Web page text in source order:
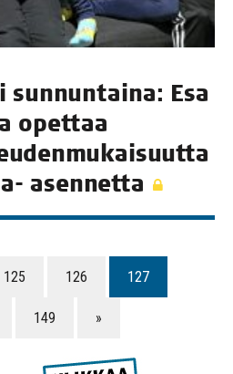
sun­nun­tai­na: Esa
opet­taa
asennetta
125 126 127
149 »